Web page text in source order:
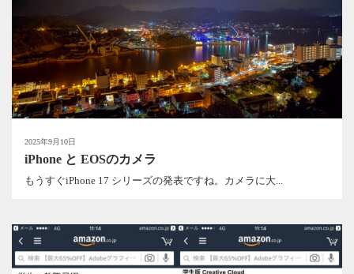
2025年9月10日
iPhone と EOSのカメラ
もうすぐiPhone 17 シリーズの発表ですね。カメラに大...